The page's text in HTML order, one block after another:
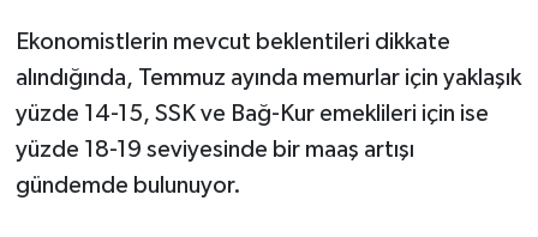
Ekonomistlerin mevcut beklentileri dikkate
alındığında, Temmuz ayında memurlar için yaklaşık
yüzde 14-15, SSK ve Bağ-Kur emeklileri için ise
yüzde 18-19 seviyesinde bir maaş artışı
gündemde bulunuyor.